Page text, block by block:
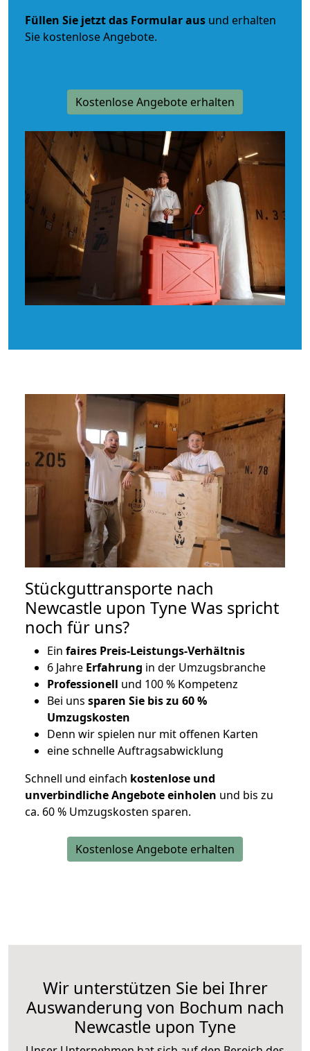
Füllen Sie jetzt das Formular aus und erhalten
Sie kostenlose Angebote.
Kostenlose Angebote erhalten
Stückguttransporte nach
Newcastle upon Tyne Was spricht
noch für uns?
Ein faires Preis-Leistungs-Verhältnis
6 Jahre Erfahrung in der Umzugsbranche
Professionell und 100 % Kompetenz
Bei uns sparen Sie bis zu 60 %
Umzugskosten
Denn wir spielen nur mit offenen Karten
eine schnelle Auftragsabwicklung
Schnell und einfach kostenlose und
unverbindliche Angebote einholen und bis zu
ca. 60 % Umzugskosten sparen.
Kostenlose Angebote erhalten
Wir unterstützen Sie bei Ihrer
Auswanderung von Bochum nach
Newcastle upon Tyne